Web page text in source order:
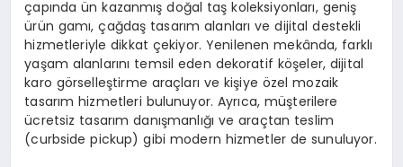
çapında ün kazanmış doğal taş koleksiyonları, geniş
ürün gamı, çağdaş tasarım alanları ve dijital destekli
hizmetleriyle dikkat çekiyor. Yenilenen mekânda, farklı
yaşam alanlarını temsil eden dekoratif köşeler, dijital
karo görselleştirme araçları ve kişiye özel mozaik
tasarım hizmetleri bulunuyor. Ayrıca, müşterilere
ücretsiz tasarım danışmanlığı ve araçtan teslim
(curbside pickup) gibi modern hizmetler de sunuluyor.